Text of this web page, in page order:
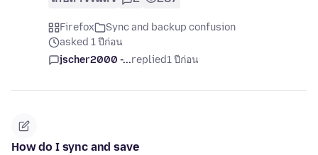
Firefox
Sync and backup confusion
asked 1 ปีก่อน
jscher2000 -...replied1 ปีก่อน
How do I sync and save